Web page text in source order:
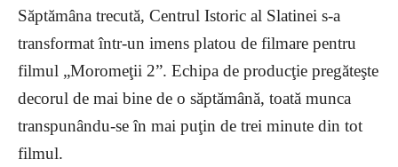
Săptămâna trecută, Centrul Istoric al Slatinei s-a
transformat într-un imens platou de filmare pentru
filmul „Moromeţii 2”. Echipa de producţie pregăteşte
decorul de mai bine de o săptămână, toată munca
transpunându-se în mai puţin de trei minute din tot
filmul.